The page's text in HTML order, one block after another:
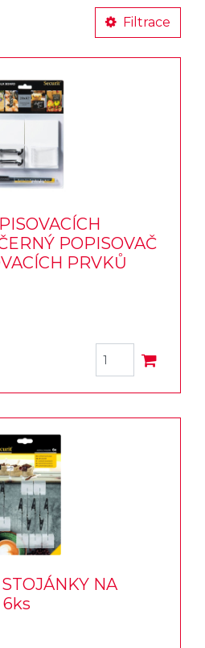
Filtrace
POPISOVAČ
PRVKŮ
NA
6ks